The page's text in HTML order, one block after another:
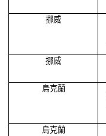
挪威
挪威
烏克蘭
烏克蘭